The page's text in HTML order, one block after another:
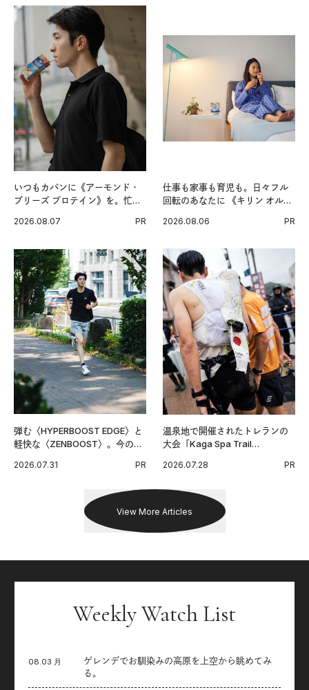
いつもカバンに《アーモンド・
ブリーズ プロテイン》を。忙し
グ習慣。
2026.08.07 PR
仕事も家事も育児も。日々フル
回転のあなたに 《キリン オルニ
2026.08.06 PR
弾む〈HYPERBOOST EDGE〉と
軽快な〈ZENBOOST〉。今の時
出した新機軸。
2026.07.31 PR
温泉地で開催されたトレランの
大会「Kaga Spa Trail
戦を夢見るランナーたちの奮闘
2026.07.28 PR
View More Articles
Weekly Watch List
08.03 月
ゲレンデでお馴染みの高原を上空から眺めてみ
る。